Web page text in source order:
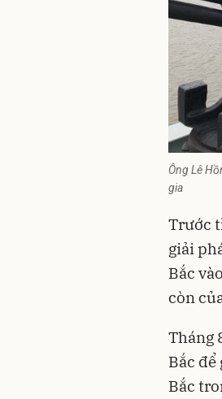
Ông Lê
gia
Trước
giải
Bắc
còn
Tháng
Bắc
Bắc